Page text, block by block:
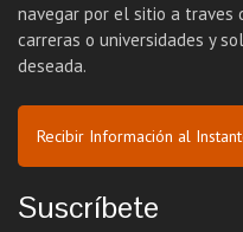
navegar por el sitio a traves
carreras o universidades y
deseada.
Recibir Información al
Suscríbete